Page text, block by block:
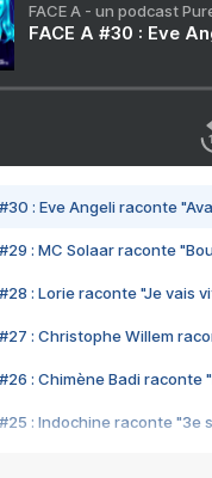
FACE A - un podcast
FACE A #30 : Eve
#30 : Eve Angeli raconte
#29 : MC Solaar raconte
#28 : Lorie raconte "Je vais
#27 : Christophe Willem
#26 : Chimène Badi raconte
#25 : Indochine raconte "3e